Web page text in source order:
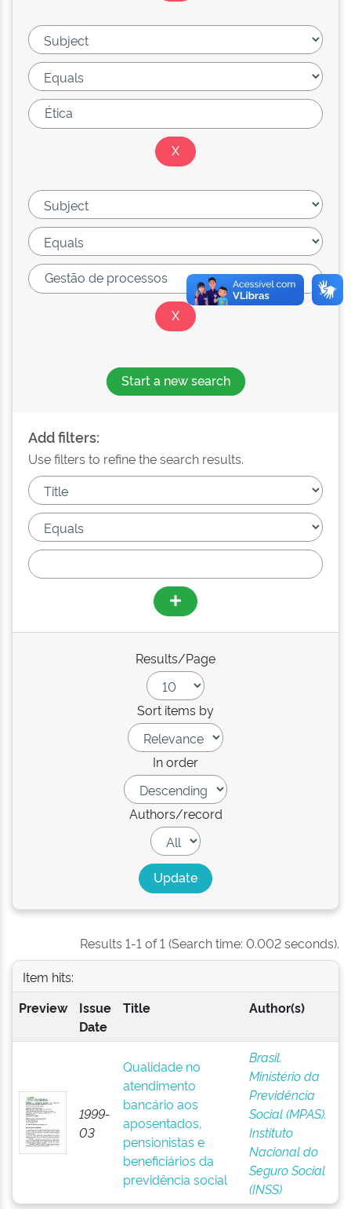
Start a new search
Add filters:
Use filters to refine the search results.
Results/Page
Sort items by
In order
Authors/record
Results 1-1 of 1 (Search time: 0.002 seconds).
Item hits:
Preview
Issue
Date
Title Author(s)
1999-
03
Qualidade no
atendimento
bancário aos
aposentados,
pensionistas e
beneficiários da
previdência social
Brasil.
Ministério da
Previdência
Social (MPAS).
Instituto
Nacional do
Seguro Social
(INSS)